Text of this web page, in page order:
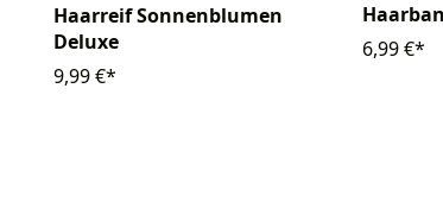
Haarreif Sonnenblumen
Deluxe
9,99 €*
6,99 €*